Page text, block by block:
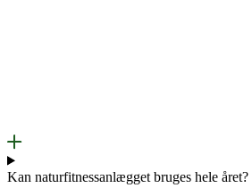
Kan naturfitnessanlægget bruges hele året?